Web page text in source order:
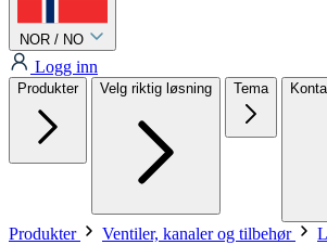
NOR / NO
Logg inn
Produkter Velg riktig løsning Tema
Produkter Ventiler, kanaler og tilbehør